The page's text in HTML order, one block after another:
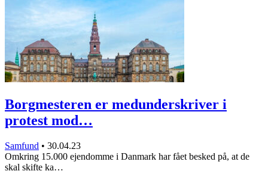
Borgmesteren er medunderskriver i
protest mod…
Samfund • 30.04.23
Omkring 15.000 ejendomme i Danmark har fået besked på, at de
skal skifte ka…